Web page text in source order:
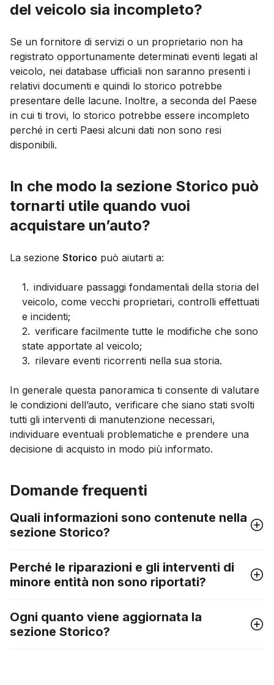
del veicolo sia incompleto?
Se un fornitore di servizi o un proprietario non ha
registrato opportunamente determinati eventi legati al
veicolo, nei database ufficiali non saranno presenti i
relativi documenti e quindi lo storico potrebbe
presentare delle lacune. Inoltre, a seconda del Paese
in cui ti trovi, lo storico potrebbe essere incompleto
perché in certi Paesi alcuni dati non sono resi
disponibili.
In che modo la sezione Storico può
tornarti utile quando vuoi
acquistare un’auto?
La sezione Storico può aiutarti a:
1. individuare passaggi fondamentali della storia del
veicolo, come vecchi proprietari, controlli effettuati
e incidenti;
2. verificare facilmente tutte le modifiche che sono
state apportate al veicolo;
3. rilevare eventi ricorrenti nella sua storia.
In generale questa panoramica ti consente di valutare
le condizioni dell’auto, verificare che siano stati svolti
tutti gli interventi di manutenzione necessari,
individuare eventuali problematiche e prendere una
decisione di acquisto in modo più informato.
Domande frequenti
Quali informazioni sono contenute nella
sezione Storico?
Perché le riparazioni e gli interventi di
minore entità non sono riportati?
Ogni quanto viene aggiornata la
sezione Storico?